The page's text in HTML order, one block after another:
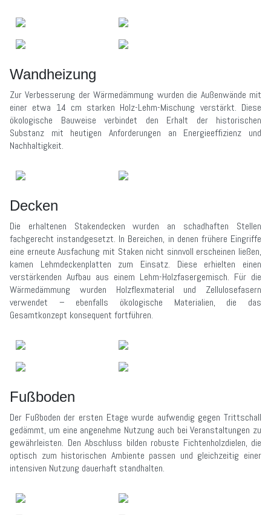
Wandheizung
Zur Verbesserung der Wärmedämmung wurden die Außenwände mit
einer etwa 14 cm starken Holz-Lehm-Mischung verstärkt. Diese
ökologische Bauweise verbindet den Erhalt der historischen
Substanz mit heutigen Anforderungen an Energieeffizienz und
Nachhaltigkeit.
Decken
Die erhaltenen Stakendecken wurden an schadhaften Stellen
fachgerecht instandgesetzt. In Bereichen, in denen frühere Eingriffe
eine erneute Ausfachung mit Staken nicht sinnvoll erscheinen ließen,
kamen Lehmdeckenplatten zum Einsatz. Diese erhielten einen
verstärkenden Aufbau aus einem Lehm-Holzfasergemisch. Für die
Wärmedämmung wurden Holzflexmaterial und Zellulosefasern
verwendet – ebenfalls ökologische Materialien, die das
Gesamtkonzept konsequent fortführen.
Fußboden
Der Fußboden der ersten Etage wurde aufwendig gegen Trittschall
gedämmt, um eine angenehme Nutzung auch bei Veranstaltungen zu
gewährleisten. Den Abschluss bilden robuste Fichtenholzdielen, die
optisch zum historischen Ambiente passen und gleichzeitig einer
intensiven Nutzung dauerhaft standhalten.